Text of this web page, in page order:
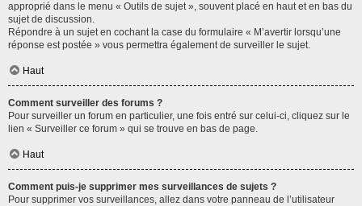
approprié dans le menu « Outils de sujet », souvent placé en haut et en bas du
sujet de discussion.
Répondre à un sujet en cochant la case du formulaire « M’avertir lorsqu’une
réponse est postée » vous permettra également de surveiller le sujet.
Haut
Comment surveiller des forums ?
Pour surveiller un forum en particulier, une fois entré sur celui-ci, cliquez sur le
lien « Surveiller ce forum » qui se trouve en bas de page.
Haut
Comment puis-je supprimer mes surveillances de sujets ?
Pour supprimer vos surveillances, allez dans votre panneau de l’utilisateur